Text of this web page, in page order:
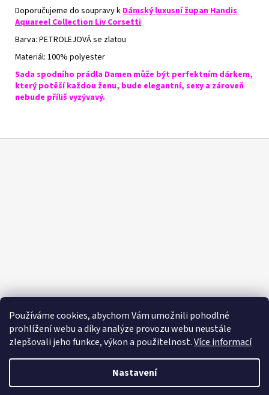
Používáme cookies, abychom Vám umožnili pohodlné
prohlížení webu a díky analýze provozu webu neustále
zlepšovali jeho funkce, výkon a použitelnost.Více informací
Nastavení
Doporučujeme do soupravy k Dámský luxusní župan Handis
Aquareel Collection Liv Corsetti
Barva: PETROLEJOVÁ se zlatou
Materiál: 100% polyester
Sada spodního prádla Damen může být perfektním dárkem,
který potěší každou ženu, bude elegantní, sexy a zároveň
nebude příliš vyzývavý.